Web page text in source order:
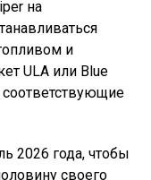
на
и
ULA или Blue
2026 года, чтобы
своего